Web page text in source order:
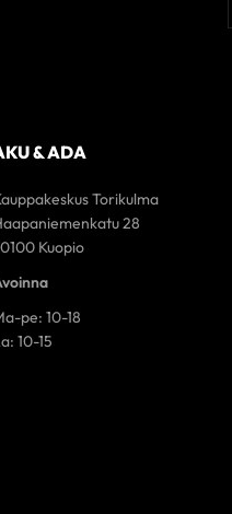
& ADA
Torikulma
28
Kuopio
pe: 10-18
10-15